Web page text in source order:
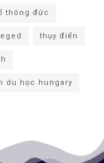
thông đức
thụy điển
du học hungary